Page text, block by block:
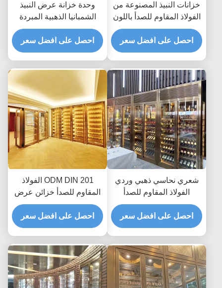
خزانات النبيذ المصنوعة من
الفولاذ المقاوم للصدأ باللون
الذهبي الوردي ، ثلاجة
ASTM 316L 201
احصل على افضل سعر
وحدة خزانة عرض النبيذ
الشمبانيا الذهبية المبردة
ASTM 316L ISO 300 *
160 سم
احصل على افضل سعر
شعري نحاسي ذهبي وردي
الفولاذ المقاوم للصدأ
خزانات نبيذ ثلاجة 300 مم
إلى 500 مم
احصل على افضل سعر
ODM DIN 201 الفولاذ
المقاوم للصدأ خزائن عرض
النبيذ التجارية ثلاجة تبريد
احصل على افضل سعر